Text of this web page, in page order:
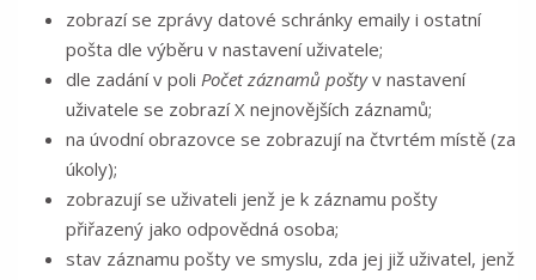
zobrazí se zprávy datové schránky emaily i ostatní
pošta dle výběru v nastavení uživatele;
dle zadání v poli Počet záznamů poštyv nastavení
uživatele se zobrazí X nejnovějších záznamů;
na úvodní obrazovce se zobrazují na čtvrtém místě (za
úkoly);
zobrazují se uživateli jenž je k záznamu pošty
přiřazený jako odpovědná osoba;
stav záznamu pošty ve smyslu, zda jej již uživatel, jenž